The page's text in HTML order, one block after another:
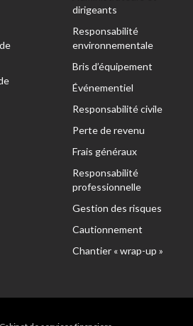
dirigeants
Responsabilité
environnementale
Bris d’équipement
Événementiel
Responsabilité civile
Perte de revenu
Frais généraux
Responsabilité
professionnelle
Gestion des risques
Cautionnement
Chantier « wrap-up »